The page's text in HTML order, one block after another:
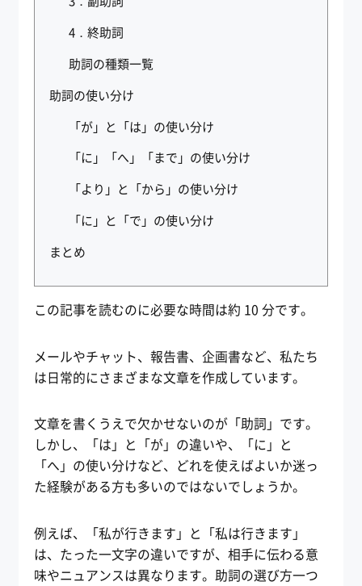
4．終助詞
助詞の種類一覧
助詞の使い分け
「が」と「は」の使い分け
「に」「へ」「まで」の使い分け
「より」と「から」の使い分け
「に」と「で」の使い分け
まとめ
この記事を読むのに必要な時間は約 10 分です。
メールやチャット、報告書、企画書など、私たち
は日常的にさまざまな文章を作成しています。
文章を書くうえで欠かせないのが「助詞」です。
しかし、「は」と「が」の違いや、「に」と
「へ」の使い分けなど、どれを使えばよいか迷っ
た経験がある方も多いのではないでしょうか。
例えば、「私が行きます」と「私は行きます」
は、たった一文字の違いですが、相手に伝わる意
味やニュアンスは異なります。助詞の選び方一つ